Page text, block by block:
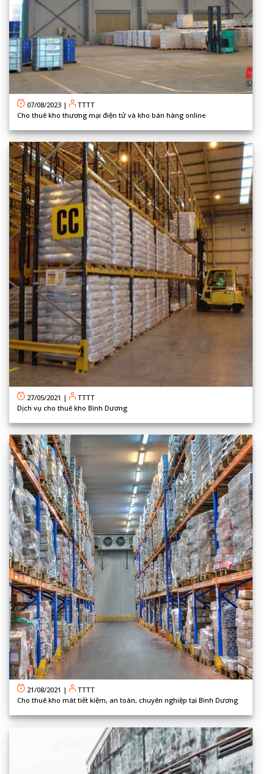
07/08/2023 |
TTTT
Cho thuê kho thương mại điện tử và kho bán hàng online
27/05/2021 |
TTTT
Dịch vụ cho thuê kho Bình Dương
21/08/2021 |
TTTT
Cho thuê kho mát tiết kiệm, an toàn, chuyên nghiệp tại Bình Dương